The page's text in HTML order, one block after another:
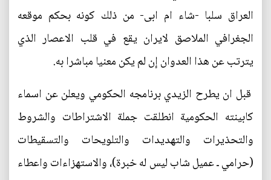
العراق سلبا -شاء ام ابى- من ذلك كونه بحكم موقعه
الجغرافي الملاصق لايران يقع في قلب الاعصار الذي
يترتب عن هذا العدوان إن لم يكن معنيا مباشرا به.
قبل ان يطرح الزيدي برنامجه الحكومي ويعلن عن اسماء
كابينته الحكومية انطلقت جملة الاشتراطات والشروط
والتحذيرات والتهديدات والتلويحات والتسقيطات
(حرامي ـ عميل شاب ليس له خبرة)، والاستهزاءات واعطاء